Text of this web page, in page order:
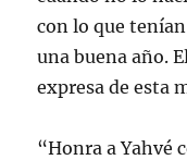
con lo que
una buena año.
expresa de esta
“Honra a Yahvé